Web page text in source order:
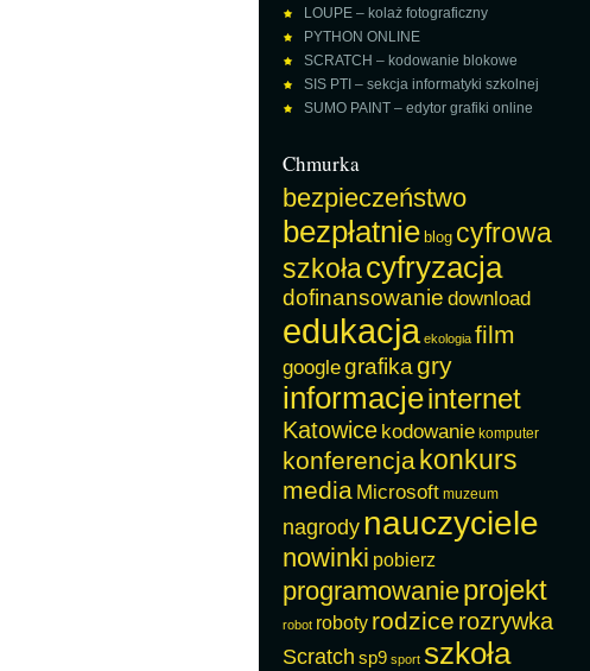
LOUPE – kolaż fotograficzny
PYTHON ONLINE
SCRATCH – kodowanie blokowe
SIS PTI – sekcja informatyki szkolnej
SUMO PAINT – edytor grafiki online
Chmurka
bezpieczeństwo
bezpłatnie blog cyfrowa
szkołacyfryzacja
dofinansowanie download
edukacja ekologia film
googlegrafikagry
informacjeinternet
Katowice kodowanie komputer
konferencjakonkurs
media Microsoft muzeum
nagrody nauczyciele
nowinki pobierz
programowanieprojekt
robot roboty rodzice rozrywka
Scratch sp9 sport szkoła